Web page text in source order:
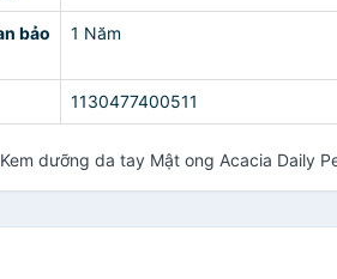
bảo
1 Năm
1130477400511
Kem dưỡng da tay Mật ong Acacia Daily